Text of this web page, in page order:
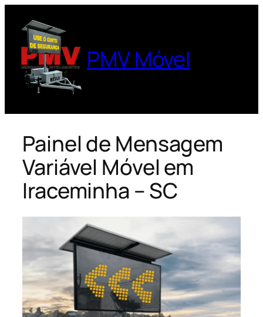
para
conteúdo
PMV Móvel
Painel de Mensagem
Variável Móvel em
Iraceminha – SC